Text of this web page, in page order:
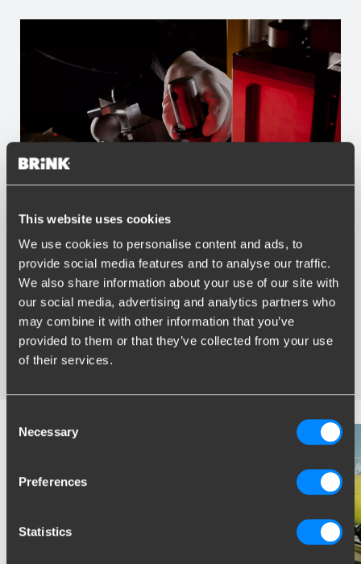
This website uses cookies
We use cookies to personalise content and ads, to
provide social media features and to analyse our traffic.
We also share information about your use of our site with
our social media, advertising and analytics partners who
may combine it with other information that you’ve
provided to them or that they’ve collected from your use
of their services.
Selection
Necessary
Preferences
Statistics
Voordelen van Brink
Grootste assortiment trekhaken van Nederland
Trekhaak speciaal afgestemd op uw automerk en model
Veilige, gecertificeerde trekhaken
Montage bij u in de buurt
Diverse trekhaakopties; vaste, wegneembare en
wegdraaibare trekhaken